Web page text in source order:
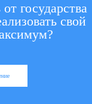
государства
свой